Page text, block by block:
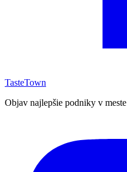
TasteTown
Objav najlepšie podniky v meste